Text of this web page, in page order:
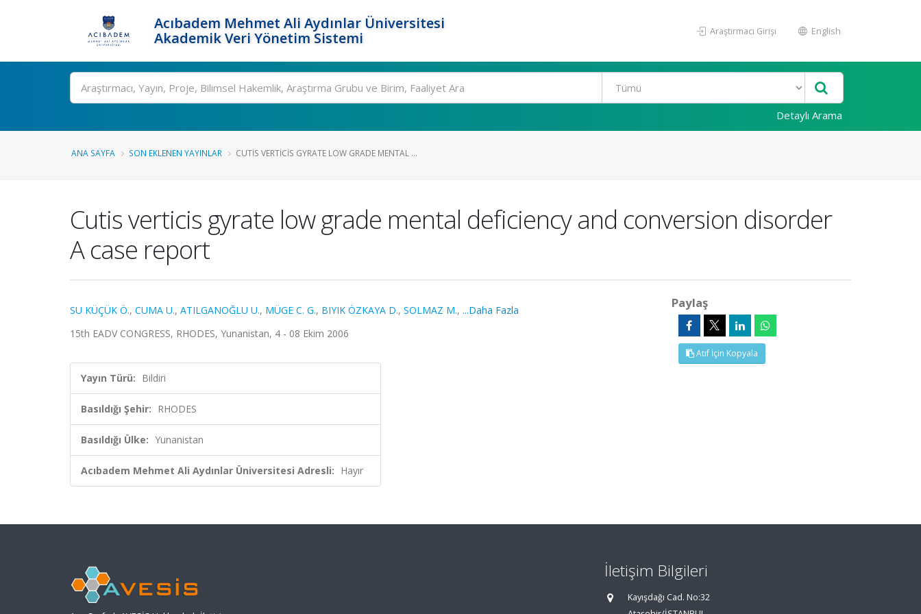
Acıbadem Mehmet Ali Aydınlar Üniversitesi
Akademik Veri Yönetim Sistemi
Araştırmacı Girişi English
Ara
Detaylı Arama
ANA SAYFA SON EKLENEN YAYINLAR CUTIS VERTICIS GYRATE LOW GRADE MENTAL ...
Cutis verticis gyrate low grade mental deficiency and conversion disorder
A case report
SU KÜÇÜK Ö., CUMA U., ATILGANOĞLU U., MÜGE C. G., BIYIK ÖZKAYA D., SOLMAZ M., ...Daha Fazla
15th EADV CONGRESS, RHODES, Yunanistan, 4 - 08 Ekim 2006
Yayın Türü: Bildiri
Basıldığı Şehir: RHODES
Basıldığı Ülke: Yunanistan
Acıbadem Mehmet Ali Aydınlar Üniversitesi Adresli: Hayır
Paylaş
Atıf İçin Kopyala
İletişim Bilgileri
Kayışdağı Cad. No:32